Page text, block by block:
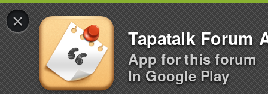
×
Tapatalk Forum
App for this forum
In Google Play